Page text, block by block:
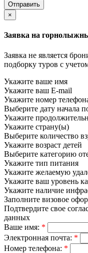
×
Заявка на
Заявка не является
подборку туров с
Укажите ваше имя
Укажите ваш E-mail
Укажите номер
Выберите дату начала
Укажите
Укажите страну(ы)
Выберите количество
Укажите возраст детей
Выберите категорию
Укажите тип питания
Укажите желаемую
Укажите ваш уровень
Укажите наличие
Заполните визовое
Подтвердите свое
данных
Ваше имя: *
Электронная почта: *
Номер телефона: *